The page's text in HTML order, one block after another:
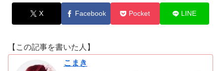
X Facebook Pocket LINE
【この記事を書いた人】
こまき